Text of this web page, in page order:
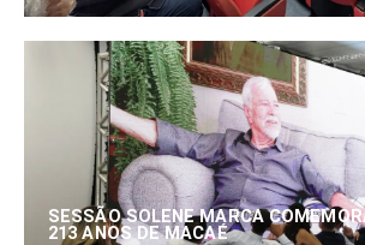
SESSÃO SOLENE MARCA
213 ANOS DE MACAÉ